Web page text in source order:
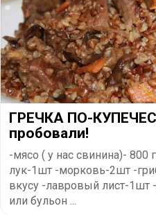
ГРЕЧКА ПО-
пробовали!
-мясо ( у нас свинина)- 800
лук-1шт -морковь-2шт -
вкусу -лавровый лист-1шт
или бульон ...